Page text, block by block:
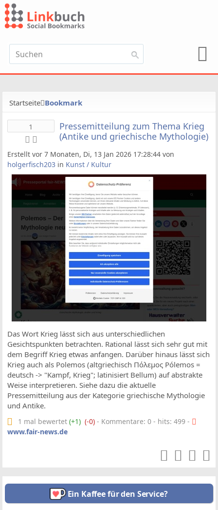
Startseite Bookmark
1
Pressemitteilung zum Thema Krieg
(Antike und griechische Mythologie)
Erstellt vor 7 Monaten, Di, 13 Jan 2026 17:28:44 von
holgerfisch203 in Kunst / Kultur
Das Wort Krieg lässt sich aus unterschiedlichen
Gesichtspunkten betrachten. Rational lässt sich sehr gut mit
dem Begriff Krieg etwas anfangen. Darüber hinaus lässt sich
Krieg auch als Polemos (altgriechisch Πόλεμος Pólemos =
deutsch -> "Kampf, Krieg"; latinisiert Bellum) auf abstrakte
Weise interpretieren. Siehe dazu die aktuelle
Pressemitteilung aus der Kategorie griechische Mythologie
und Antike.
1 mal bewertet (+1) (-0) - Kommentare: 0 - hits: 499 -
www.fair-news.de
Ein Kaffee für den Service?